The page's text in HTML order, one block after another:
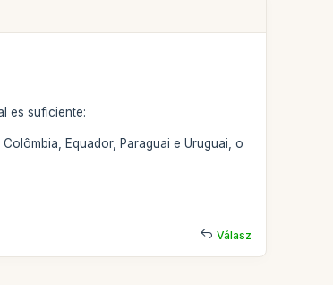
es suficiente:
Equador, Paraguai e Uruguai, o
Válasz